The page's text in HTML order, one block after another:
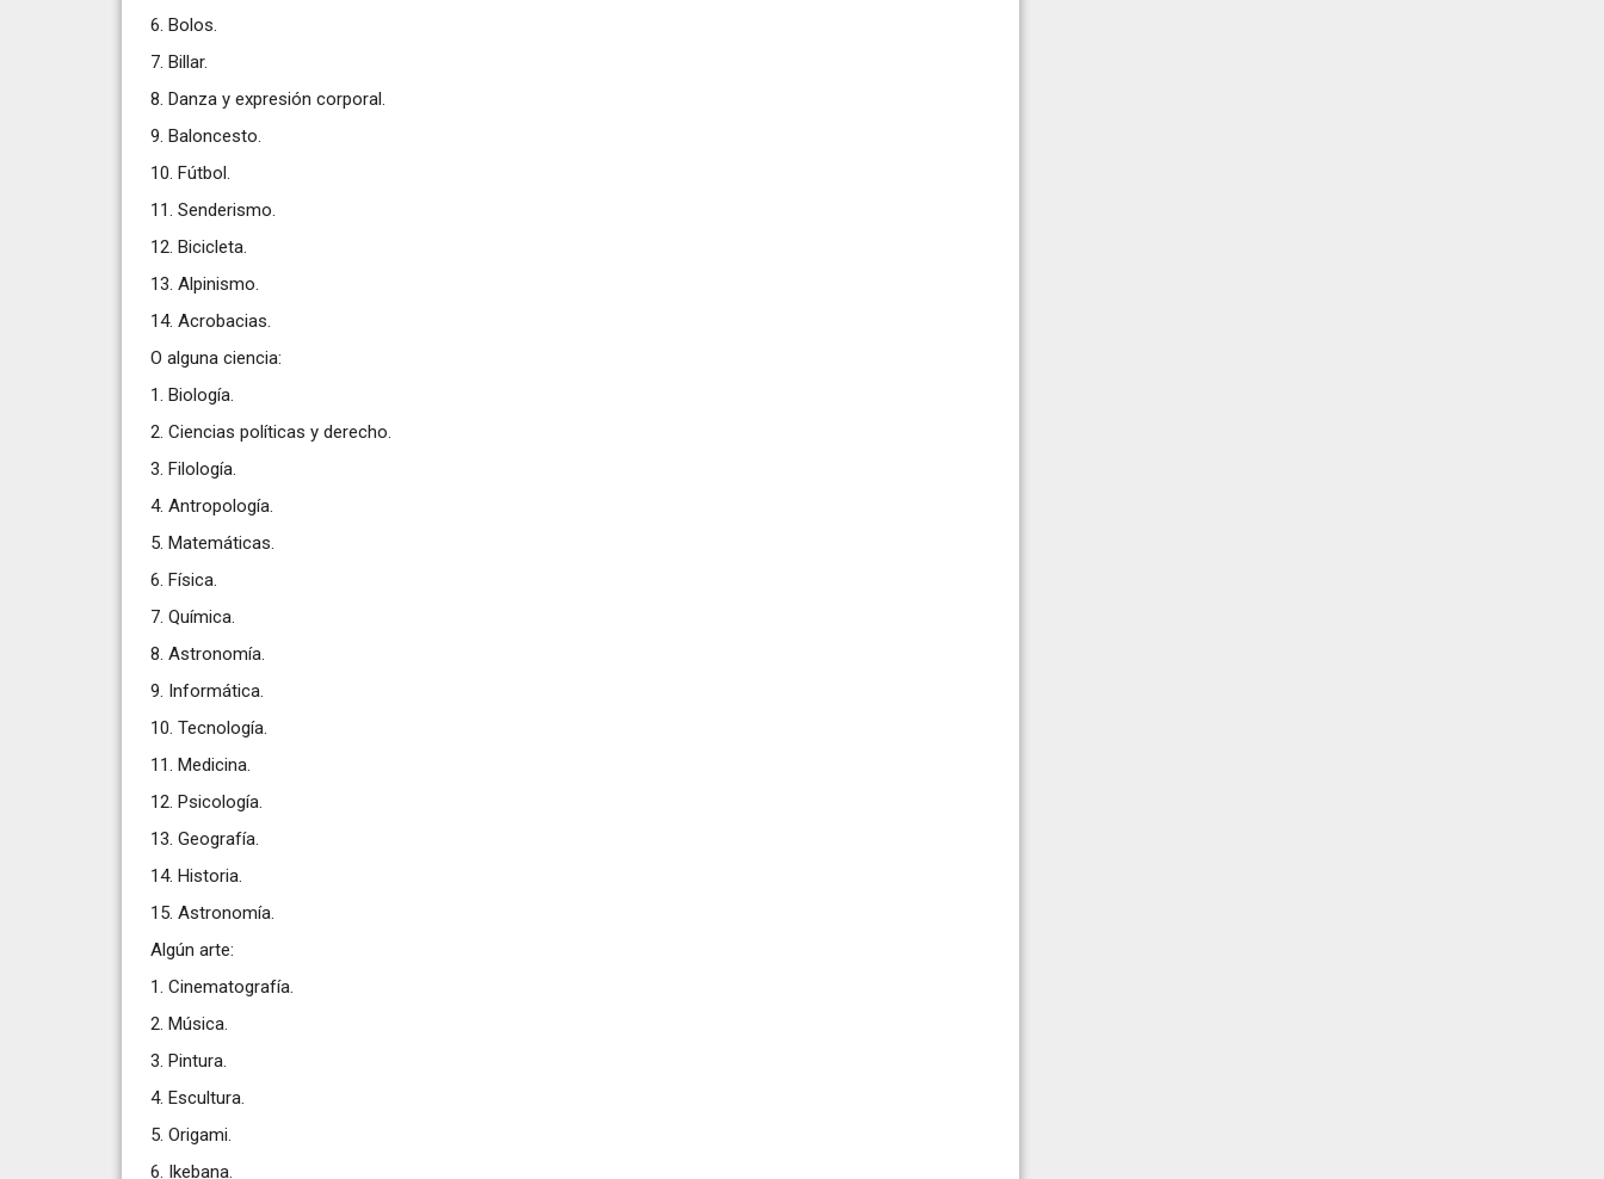
6. Bolos.
7. Billar.
8. Danza y expresión corporal.
9. Baloncesto.
10. Fútbol.
11. Senderismo.
12. Bicicleta.
13. Alpinismo.
14. Acrobacias.
O alguna ciencia:
1. Biología.
2. Ciencias políticas y derecho.
3. Filología.
4. Antropología.
5. Matemáticas.
6. Física.
7. Química.
8. Astronomía.
9. Informática.
10. Tecnología.
11. Medicina.
12. Psicología.
13. Geografía.
14. Historia.
15. Astronomía.
Algún arte:
1. Cinematografía.
2. Música.
3. Pintura.
4. Escultura.
5. Origami.
6. Ikebana.